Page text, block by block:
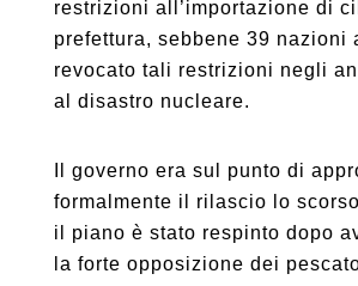
restrizioni all’importazione di
prefettura, sebbene 39 nazioni
revocato tali restrizioni negli
al disastro nucleare.
Il governo era sul punto di
formalmente il rilascio lo
il piano è stato respinto dopo
la forte opposizione dei